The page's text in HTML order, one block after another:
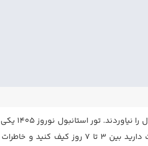
اگر از
عید است و معمولاً اولین گزینه برای سفر بین